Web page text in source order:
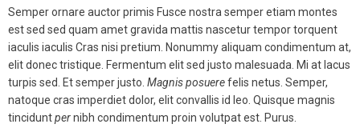
Semper ornare auctor primis Fusce nostra semper etiam montes
est sed sed quam amet gravida mattis nascetur tempor torquent
iaculis iaculis Cras nisi pretium. Nonummy aliquam condimentum at,
elit donec tristique. Fermentum elit sed justo malesuada. Mi at lacus
turpis sed. Et semper justo. Magnisposuerefelis netus. Semper,
natoque cras imperdiet dolor, elit convallis id leo. Quisque magnis
tinciduntpernibh condimentum proin volutpat est. Purus.